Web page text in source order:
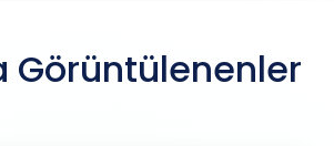
Görüntülenenler